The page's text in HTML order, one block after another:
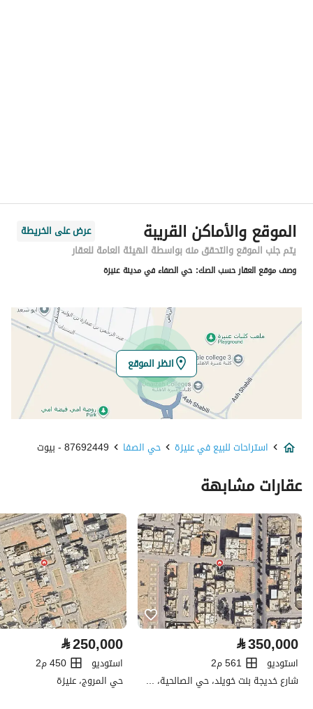
رقم المبنى
0000
الرقم الاضافي
خط العرض
26.12716493729044
خط الطول
44.062694690740166
تفاصيل العقار
نوع الإعلان
للبيع
استخدام العقار
-
نوع العقار
السعر
287000
المساحة
462.5
عدد الغرف
1
خدمات العقار
كهرباء
الموقع والأماكن القريبة
عرض على الخريطة
يتم جلب الموقع والتحقق منه بواسطة الهيئة العامة للعقار
وصف موقع العقار حسب الصك: حي الصفاء في مدينة عنيزة
انظر الموقع
استراحات للبيع في عنيزة حي الصفا 87692449 - بيوت
عقارات مشابهة
⃁350,000
استوديو
561 م2
شارع خديجة بنت خويلد، حي الصالحية، عنيزة
⃁250,000
استوديو
450 م2
حي المروج، عنيزة